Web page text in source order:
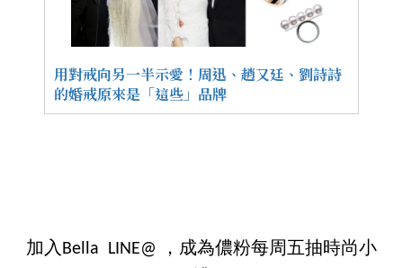
用對戒向另一半示愛！周迅、趙又廷、劉詩詩
的婚戒原來是「這些」品牌
加入Bella LINE@ ，成為儂粉每周五抽時尚小